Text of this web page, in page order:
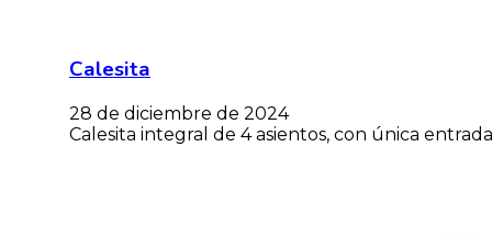
Calesita
28 de diciembre de 2024
Calesita integral de 4 asientos, con única